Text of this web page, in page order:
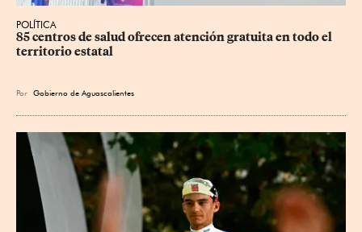
POLÍTICA
85 centros de salud ofrecen atención gratuita en todo el
territorio estatal
Por Gobierno de Aguascalientes